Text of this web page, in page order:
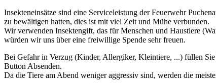
Insekteneinsätze sind eine Serviceleistung der Feuerwehr
zu bewältigen hatten, dies ist mit viel Zeit und Mühe verbunden.
Wir verwenden Insektengift, das für Menschen und Haustiere
würden wir uns über eine freiwillige Spende sehr freuen.
Bei Gefahr in Verzug (Kinder, Allergiker, Kleintiere, ...) füllen
Button Absenden.
Da die Tiere am Abend weniger aggressiv sind, werden die